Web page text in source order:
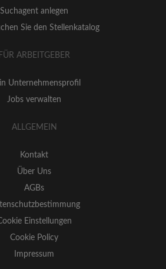
Suchagent anlegen
Sie den Stellenkatalog
FÜR ARBEITGEBER
Unternehmensprofil
Jobs verwalten
ALLGEMEIN
Kontakt
Über Uns
AGBs
Einstellungen
Cookie Policy
Impressum